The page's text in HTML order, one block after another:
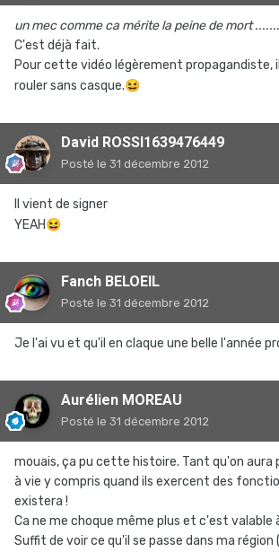
un mec comme ca mérite la peine de mort
C'est déjà fait.
Pour cette vidéo légèrement propagandiste,
rouler sans casque.😆
David ROSSI1639476449
Posté le 31 décembre 2012
Il vient de signer
YEAH😆
Fanch BELOEIL
Posté le 31 décembre 2012
Je l'ai vu et qu'il en claque une belle l'année
Aurélien MOREAU
Posté le 31 décembre 2012
mouais, ça pu cette histoire. Tant qu'on aura
à vie y compris quand ils exercent des
existera !
Ca ne me choque même plus et c'est valable
Suffit de voir ce qu'il se passe dans ma région